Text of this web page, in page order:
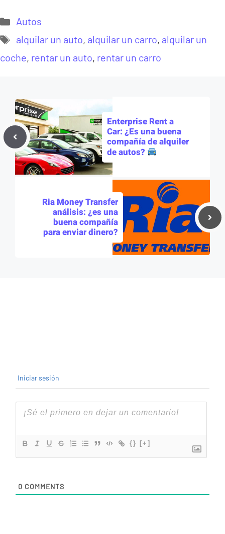
Categorías
Autos
Etiquetas
alquilar un auto, alquilar un carro, alquilar un
coche, rentar un auto, rentar un carro
Enterprise Rent a
Car: ¿Es una buena
compañía de alquiler
de autos?
Ria Money Transfer
análisis: ¿es una
buena compañía
para enviar dinero?
Iniciar sesión
{} [+]
0 COMMENTS